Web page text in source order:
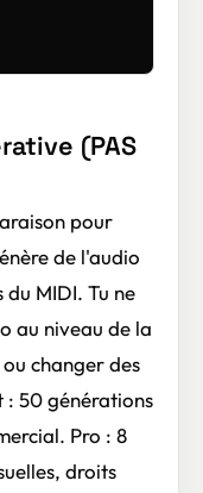
(PAS
pour
de l'audio
MIDI. Tu ne
au niveau de la
changer des
: 50 générations
Pro : 8
droits